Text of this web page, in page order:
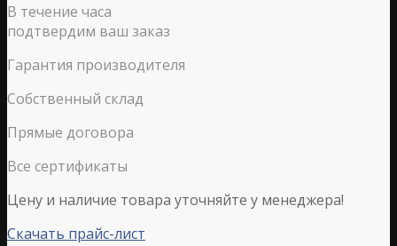
В течение часа
подтвердим ваш заказ
Гарантия производителя
Собственный склад
Прямые договора
Все сертификаты
Цену и наличие товара уточняйте у менеджера!
Скачать прайс-лист